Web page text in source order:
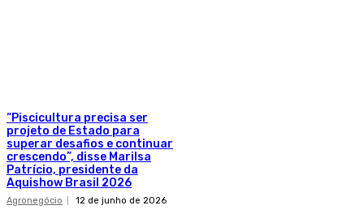
“Piscicultura precisa ser
projeto de Estado para
superar desafios e continuar
crescendo”, disse Marilsa
Patrício, presidente da
Aquishow Brasil 2026
Agronegócio 12 de junho de 2026